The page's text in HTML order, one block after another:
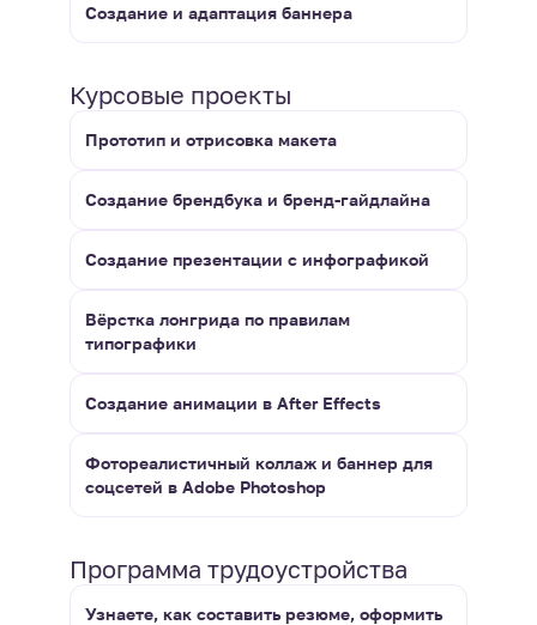
Создание и адаптация баннера
Курсовые проекты
Прототип и отрисовка макета
Создание брендбука и бренд-гайдлайна
Создание презентации с инфографикой
Вёрстка лонгрида по правилам
типографики
Создание анимации в After Effects
Фотореалистичный коллаж и баннер для
соцсетей в Adobe Photoshop
Программа трудоустройства
Узнаете, как составить резюме, оформить